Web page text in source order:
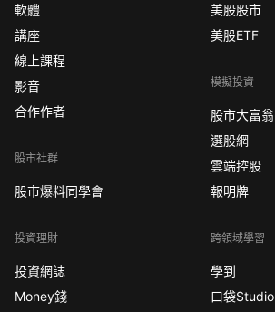
軟體
講座
線上課程
影音
合作作者
股市社群
股市爆料同學會
投資理財
投資網誌
Money錢
美股股市
美股ETF
模擬投資
股市大富翁
選股網
雲端控股
報明牌
跨領域學習
學到
口袋Studio